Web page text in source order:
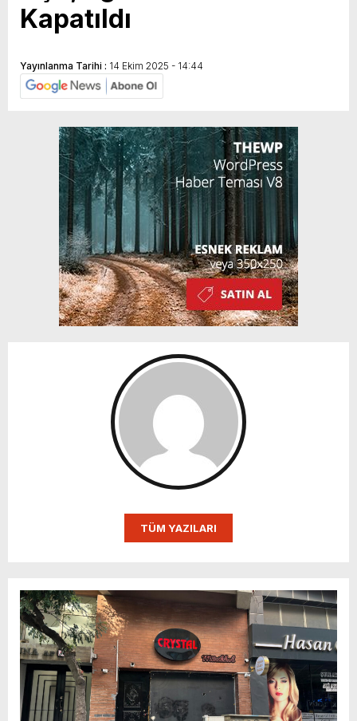
Kapatıldı
Yayınlanma Tarihi : 14 Ekim 2025 - 14:44
TÜM YAZILARI